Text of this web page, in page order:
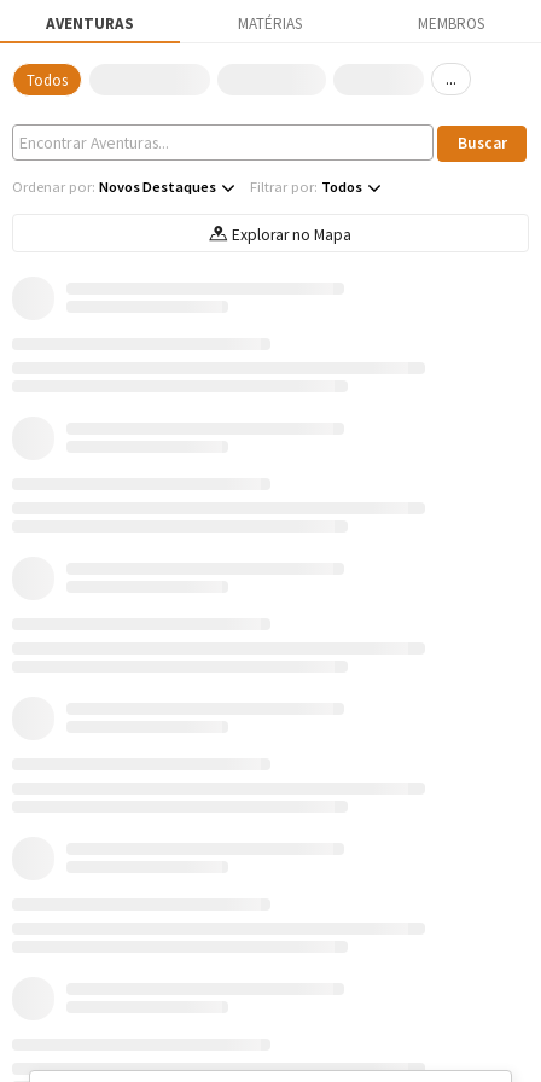
AVENTURAS MATÉRIAS MEMBROS
Todos ...
Ordenar por: Novos Destaques Filtrar por: Todos
Explorar no Mapa